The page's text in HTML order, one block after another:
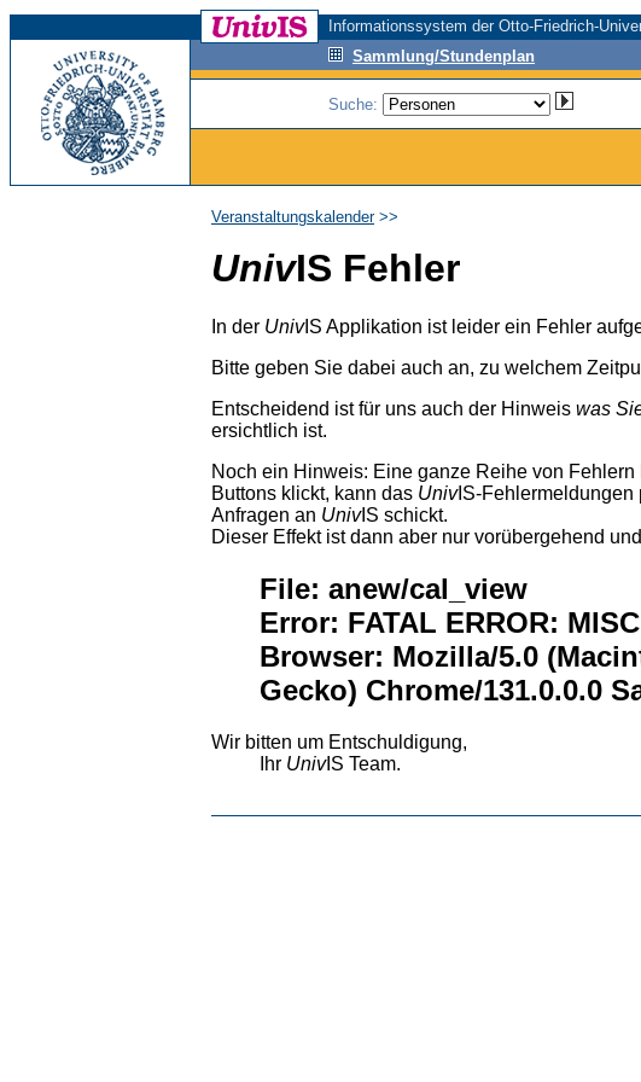
Informationssystem der Otto-Friedrich-
Sammlung/Stundenplan
Suche:
Veranstaltungskalender>>
UnivIS Fehler
In der UnivIS Applikation ist leider ein Fehler
Bitte geben Sie dabei auch an, zu welchem
Entscheidend ist für uns auch der Hinweis was
ersichtlich ist.
Noch ein Hinweis: Eine ganze Reihe von Fehlern
Buttons klickt, kann das UnivIS-Fehlermeldungen
Anfragen an UnivIS schickt.
Dieser Effekt ist dann aber nur vorübergehend
File: anew/cal_view
Error: FATAL ERROR:
Browser: Mozilla/5.0
Gecko) Chrome/131.0.0.0
Wir bitten um Entschuldigung,
Ihr UnivIS Team.